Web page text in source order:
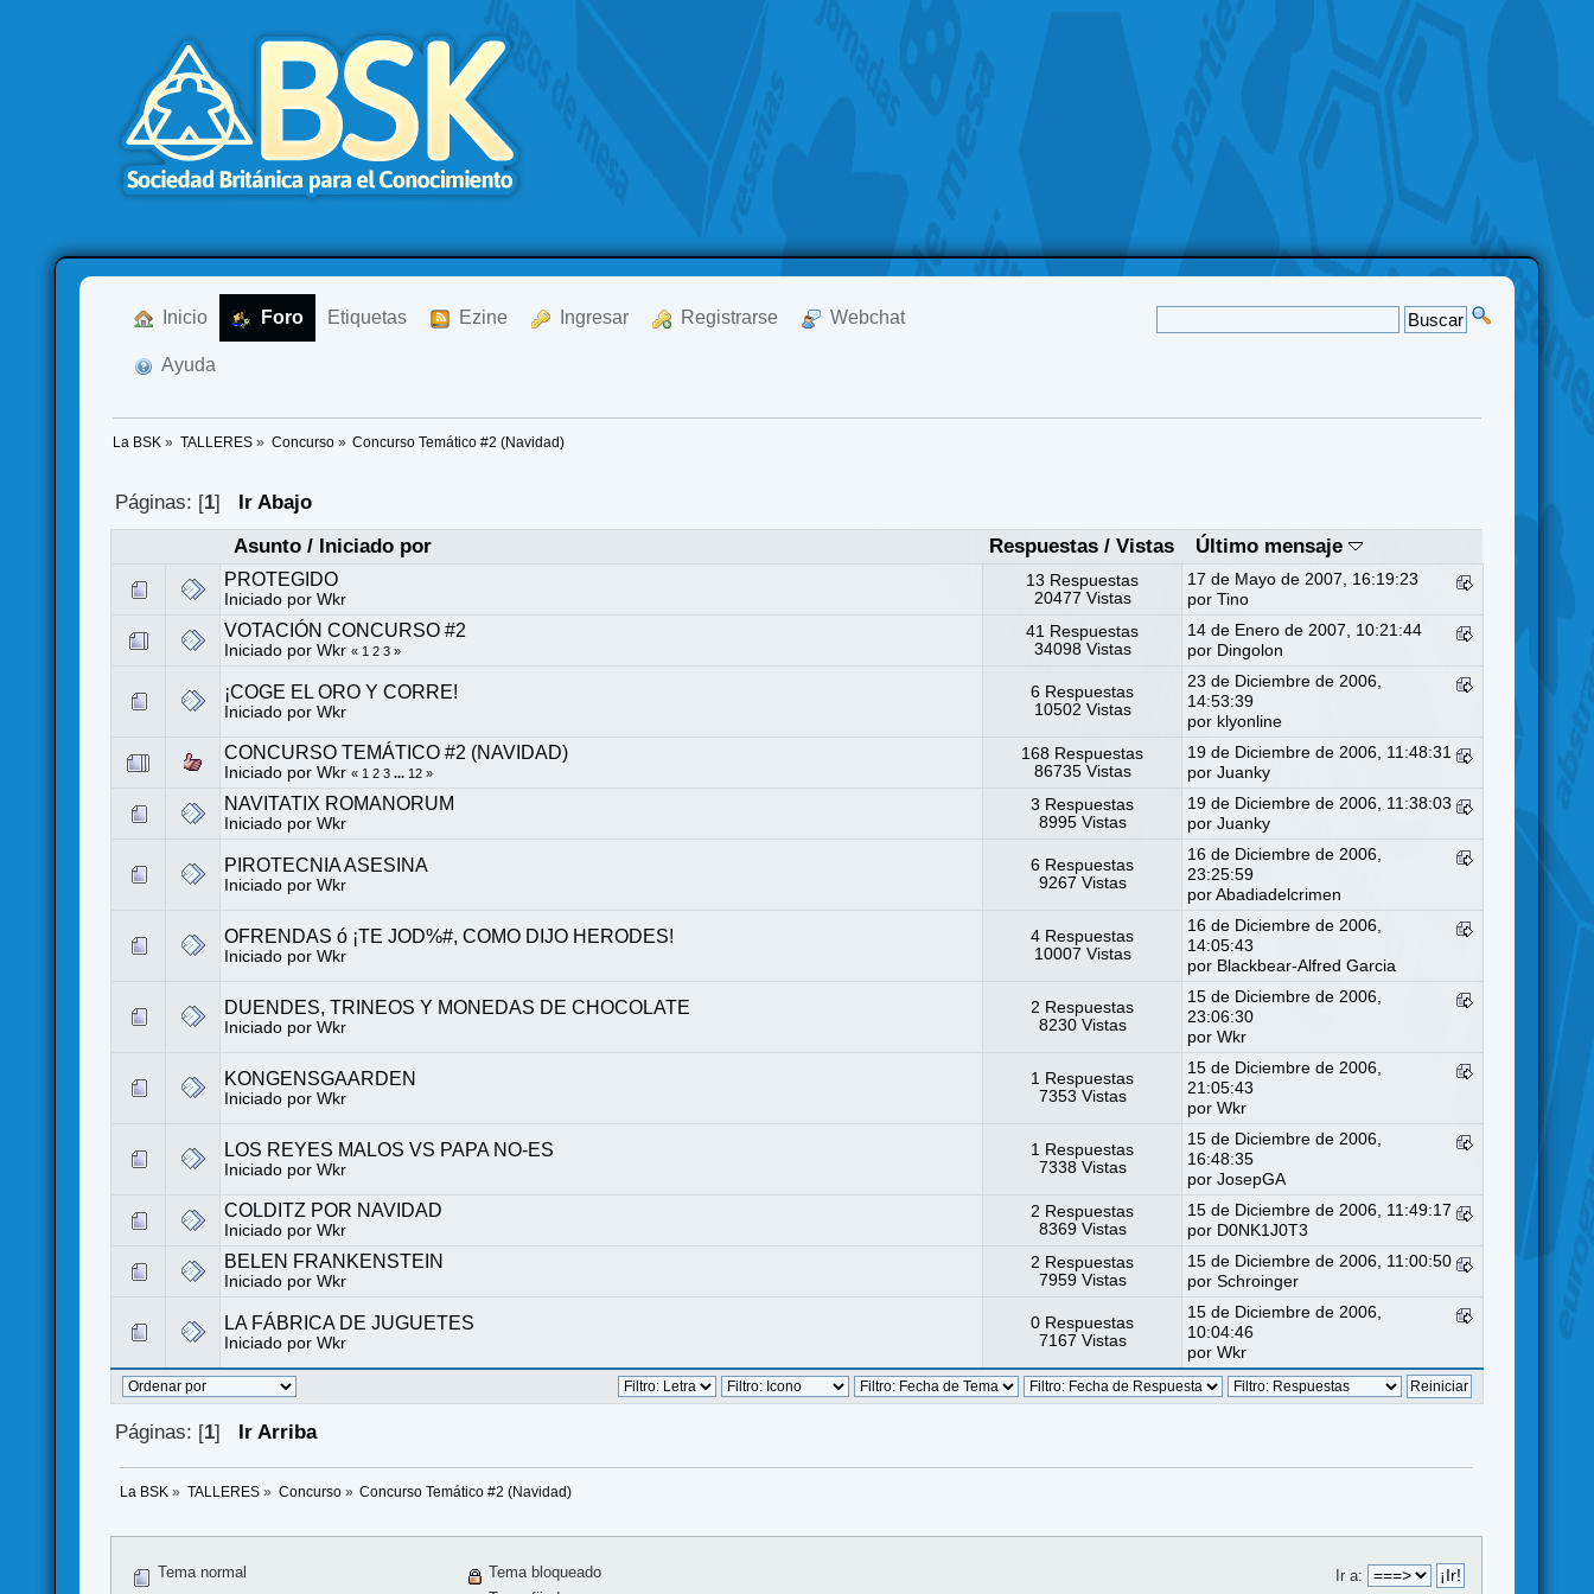
Inicio Foro Etiquetas Ezine Ingresar Registrarse Webchat
Ayuda
La BSK » TALLERES» Concurso» Concurso Temático #2 (Navidad)
Páginas: [1]
Ir Abajo
Asunto/ Iniciado por Respuestas /Vistas Último mensaje
PROTEGIDO
Iniciado porWkr
13 Respuestas
20477 Vistas
17 de Mayo de 2007, 16:19:23
por Tino
VOTACIÓN CONCURSO #2
Iniciado porWkr « 1 2 3 »
41 Respuestas
34098 Vistas
14 de Enero de 2007, 10:21:44
por Dingolon
¡COGE EL ORO Y CORRE!
Iniciado porWkr
6 Respuestas
10502 Vistas
23 de Diciembre de 2006,
14:53:39
por klyonline
CONCURSO TEMÁTICO #2 (NAVIDAD)
Iniciado porWkr « 1 2 3 ... 12 »
168 Respuestas
86735 Vistas
19 de Diciembre de 2006, 11:48:31
porJuanky
NAVITATIX ROMANORUM
Iniciado porWkr
3 Respuestas
8995 Vistas
19 de Diciembre de 2006, 11:38:03
porJuanky
PIROTECNIA ASESINA
Iniciado porWkr
6 Respuestas
9267 Vistas
16 de Diciembre de 2006,
23:25:59
porAbadiadelcrimen
OFRENDAS ó ¡TE JOD%#, COMO DIJO HERODES!
Iniciado porWkr
4 Respuestas
10007 Vistas
16 de Diciembre de 2006,
14:05:43
por Blackbear-Alfred Garcia
DUENDES, TRINEOS Y MONEDAS DE CHOCOLATE
Iniciado porWkr
2 Respuestas
8230 Vistas
15 de Diciembre de 2006,
23:06:30
porWkr
KONGENSGAARDEN
Iniciado porWkr
1 Respuestas
7353 Vistas
15 de Diciembre de 2006,
21:05:43
porWkr
LOS REYES MALOS VS PAPA NO-ES
Iniciado porWkr
1 Respuestas
7338 Vistas
15 de Diciembre de 2006,
16:48:35
porJosepGA
COLDITZ POR NAVIDAD
Iniciado porWkr
2 Respuestas
8369 Vistas
15 de Diciembre de 2006, 11:49:17
por D0NK1J0T3
BELEN FRANKENSTEIN
Iniciado porWkr
2 Respuestas
7959 Vistas
15 de Diciembre de 2006, 11:00:50
porSchroinger
LA FÁBRICA DE JUGUETES
Iniciado porWkr
0 Respuestas
7167 Vistas
15 de Diciembre de 2006,
10:04:46
porWkr
Páginas: [1] Ir Arriba
La BSK » TALLERES» Concurso» Concurso Temático #2 (Navidad)
Ir a:
Tema normal
Tema bloqueado